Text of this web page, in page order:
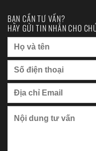
BẠN CẦN TƯ VẤN?
HÃY GỬI TIN NHẮN CHO